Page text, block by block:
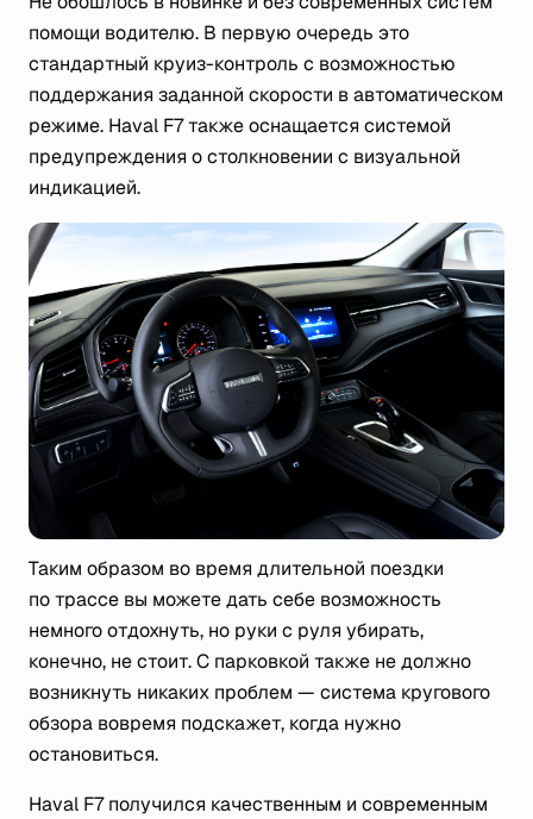
помощи водителю. В первую очередь это
стандартный круиз-контроль с возможностью
поддержания заданной скорости в автоматическом
режиме. Haval F7 также оснащается системой
предупреждения о столкновении с визуальной
индикацией.
Таким образом во время длительной поездки
по трассе вы можете дать себе возможность
немного отдохнуть, но руки с руля убирать,
конечно, не стоит. С парковкой также не должно
возникнуть никаких проблем — система кругового
обзора вовремя подскажет, когда нужно
остановиться.
Haval F7 получился качественным и современным